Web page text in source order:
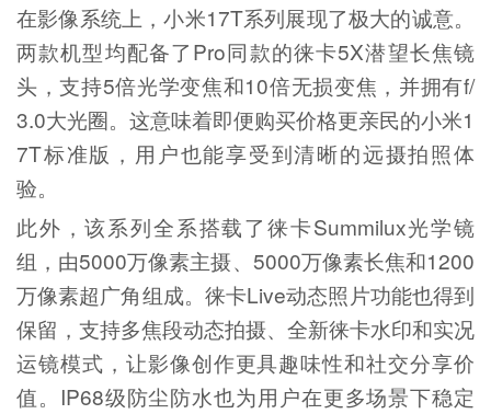
在影像系统上，小米17T系列展现了极大的诚意。
两款机型均配备了Pro同款的徕卡5X潜望长焦镜
头，支持5倍光学变焦和10倍无损变焦，并拥有f/
3.0大光圈。这意味着即便购买价格更亲民的小米1
7T标准版，用户也能享受到清晰的远摄拍照体
验。
此外，该系列全系搭载了徕卡Summilux光学镜
组，由5000万像素主摄、5000万像素长焦和1200
万像素超广角组成。徕卡Live动态照片功能也得到
保留，支持多焦段动态拍摄、全新徕卡水印和实况
运镜模式，让影像创作更具趣味性和社交分享价
值。IP68级防尘防水也为用户在更多场景下稳定